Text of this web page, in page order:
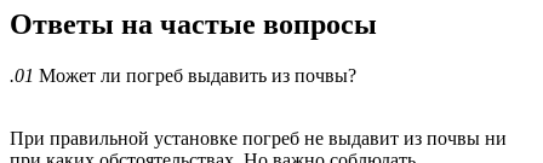
Ответы на частые вопросы
.01 Может ли погреб выдавить из почвы?
При правильной установке погреб не выдавит из почвы ни